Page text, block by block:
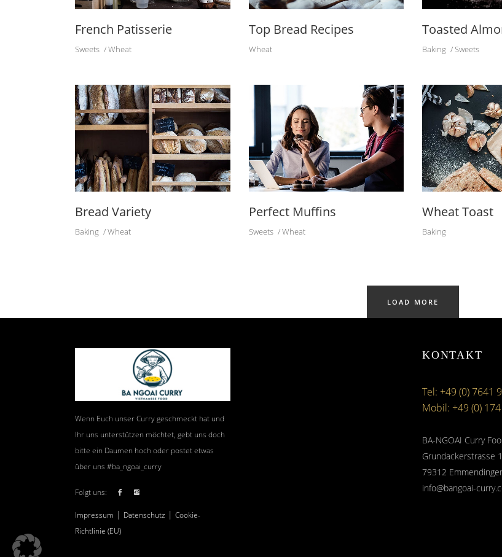
French Patisserie
Sweets Wheat
Top Bread Recipes
Wheat
Toasted
Baking Sweets
Bread Variety
Baking Wheat
Perfect Muffins
Sweets Wheat
Wheat Toast
Baking
LOAD MORE
Wenn Euch unser Curry geschmeckt hat und
Ihr uns unterstützen möchtet, gebt uns doch
bitte ein Daumen hoch oder postet etwas
über uns #ba_ngoai_curry
Folgt uns:
Impressum | Datenschutz | Cookie-
Richtlinie (EU)
KONTAKT
Tel: +49 (0) 7641
Mobil: +49 (0)
BA-NGOAI Curry
Grundackerstrasse
79312
info@bangoai-